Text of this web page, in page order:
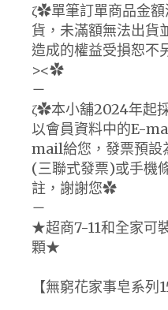
ζ✿單筆訂單商品金
貨，未滿額無法出
造成的權益受損恕不
><✿
－
ζ✿本小舖2024年起
以會員資料中的E-
mail給您，發票預設
(三聯式發票)或手機
註，謝謝您✿
－
★超商7-11和全家可
顆★
【無窮花家事皂系列